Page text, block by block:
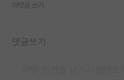
대댓글 쓰기
댓글쓰기